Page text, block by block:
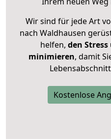
Wir sind für jede Art
nach Waldhausen
helfen, den
minimieren, damit
Kostenlose